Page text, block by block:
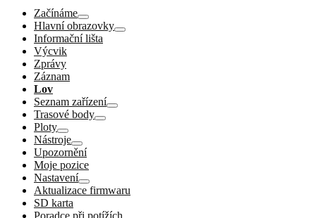
Začínáme
Hlavní obrazovky
Informační lišta
Výcvik
Zprávy
Záznam
Lov
Seznam zařízení
Trasové body
Ploty
Nástroje
Upozornění
Moje pozice
Nastavení
Aktualizace firmwaru
SD karta
Poradce při potížích